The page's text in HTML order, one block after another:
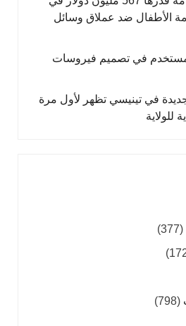
الأطفال ضد عملاق وسائل
في تصميم فيروسات
في تينيسي تظهر لأول مرة
للولاية
(377)
(798)